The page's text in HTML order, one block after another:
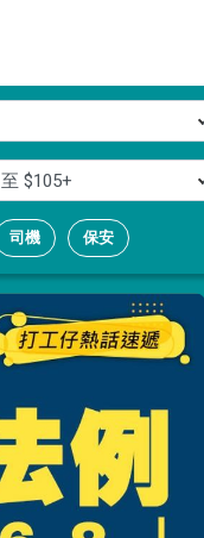
至 $105+
司機 保安